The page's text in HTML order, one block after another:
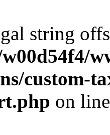
string
custom-
on